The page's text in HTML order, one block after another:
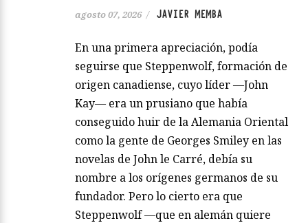
agosto 07, 2026 / JAVIER MEMBA
En una primera apreciación, podía
seguirse que Steppenwolf, formación de
origen canadiense, cuyo líder —John
Kay— era un prusiano que había
conseguido huir de la Alemania Oriental
como la gente de Georges Smiley en las
novelas de John le Carré, debía su
nombre a los orígenes germanos de su
fundador. Pero lo cierto era que
Steppenwolf —que en alemán quiere